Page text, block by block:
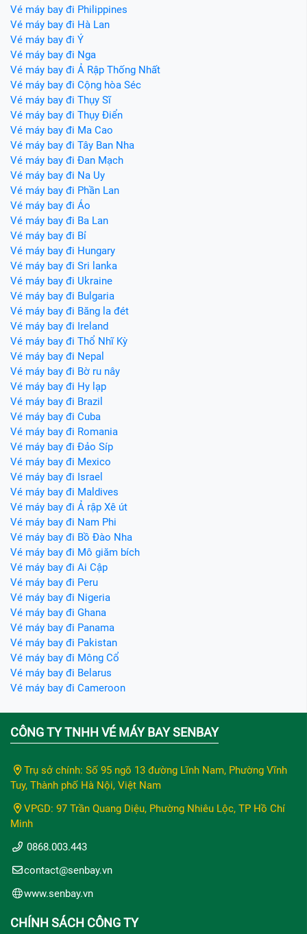
Vé máy bay đi Philippines
Vé máy bay đi Hà Lan
Vé máy bay đi Ý
Vé máy bay đi Nga
Vé máy bay đi Ả Rập Thống Nhất
Vé máy bay đi Cộng hòa Séc
Vé máy bay đi Thụy Sĩ
Vé máy bay đi Thụy Điển
Vé máy bay đi Ma Cao
Vé máy bay đi Tây Ban Nha
Vé máy bay đi Đan Mạch
Vé máy bay đi Na Uy
Vé máy bay đi Phần Lan
Vé máy bay đi Áo
Vé máy bay đi Ba Lan
Vé máy bay đi Bỉ
Vé máy bay đi Hungary
Vé máy bay đi Sri lanka
Vé máy bay đi Ukraine
Vé máy bay đi Bulgaria
Vé máy bay đi Băng la đét
Vé máy bay đi Ireland
Vé máy bay đi Thổ Nhĩ Kỳ
Vé máy bay đi Nepal
Vé máy bay đi Bờ ru nây
Vé máy bay đi Hy lạp
Vé máy bay đi Brazil
Vé máy bay đi Cuba
Vé máy bay đi Romania
Vé máy bay đi Đảo Síp
Vé máy bay đi Mexico
Vé máy bay đi Israel
Vé máy bay đi Maldives
Vé máy bay đi Ả rập Xê út
Vé máy bay đi Nam Phi
Vé máy bay đi Bồ Đào Nha
Vé máy bay đi Mô giăm bích
Vé máy bay đi Ai Cập
Vé máy bay đi Peru
Vé máy bay đi Nigeria
Vé máy bay đi Ghana
Vé máy bay đi Panama
Vé máy bay đi Pakistan
Vé máy bay đi Mông Cổ
Vé máy bay đi Belarus
Vé máy bay đi Cameroon
CÔNG TY TNHH VÉ MÁY BAY SENBAY
Trụ sở chính: Số 95 ngõ 13 đường Lĩnh Nam, Phường Vĩnh
Tuy, Thành phố Hà Nội, Việt Nam
VPGD: 97 Trần Quang Diệu, Phường Nhiêu Lộc, TP Hồ Chí
Minh
0868.003.443
contact@senbay.vn
www.senbay.vn
CHÍNH SÁCH CÔNG TY